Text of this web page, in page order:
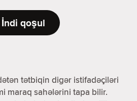
İndi qoşul
tətbiqin digər istifadəçiləri
maraq sahələrini tapa bilir.